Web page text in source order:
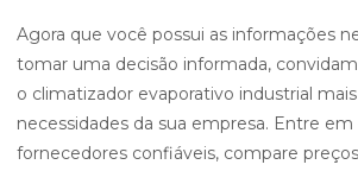
Agora que você possui as informações
tomar uma decisão informada,
o climatizador evaporativo industrial
necessidades da sua empresa. Entre
fornecedores confiáveis, compare